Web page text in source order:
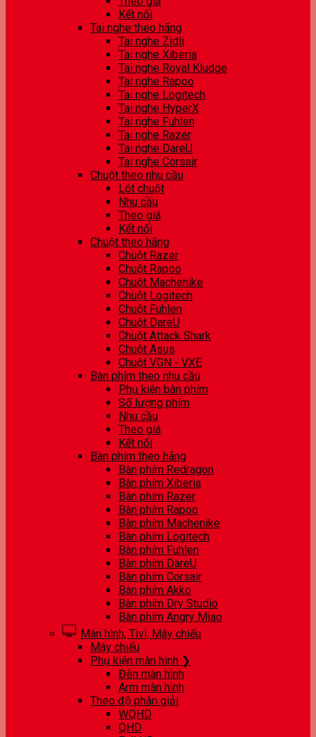
Kết nối
Tai nghe theo hãng
Tai nghe Zidli
Tai nghe Xiberia
Tai nghe Royal Kludge
Tai nghe Rapoo
Tai nghe Logitech
Tai nghe HyperX
Tai nghe Fuhlen
Tai nghe Razer
Tai nghe DareU
Tai nghe Corsair
Chuột theo nhu cầu
Lót chuột
Nhu cầu
Theo giá
Kết nối
Chuột theo hãng
Chuột Razer
Chuột Rapoo
Chuột Machenike
Chuột Logitech
Chuột Fuhlen
Chuột DareU
Chuột Attack Shark
Chuột Asus
Chuột VGN - VXE
Bàn phím theo nhu cầu
Phụ kiện bàn phím
Số lượng phím
Nhu cầu
Theo giá
Kết nối
Bàn phím theo hãng
Bàn phím Redragon
Bàn phím Xiberia
Bàn phím Razer
Bàn phím Rapoo
Bàn phím Machenike
Bàn phím Logitech
Bàn phím Fuhlen
Bàn phím DareU
Bàn phím Corsair
Bàn phím Akko
Bàn phím Dry Studio
Bàn phím Angry Miao
Màn hình, Tivi, Máy chiếu
Máy chiếu
Phụ kiện màn hình ❯
Đèn màn hình
Arm màn hình
Theo độ phân giải
WQHD
QHD